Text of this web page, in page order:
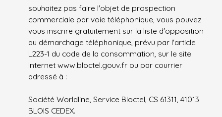
souhaitez pas faire l'objet de prospection
commerciale par voie téléphonique, vous pouvez
vous inscrire gratuitement sur la liste d'opposition
au démarchage téléphonique, prévu par l'article
L223-1 du code de la consommation, sur le site
Internet www.bloctel.gouv.fr ou par courrier
adressé à :
Société Worldline, Service Bloctel, CS 61311, 41013
BLOIS CEDEX.